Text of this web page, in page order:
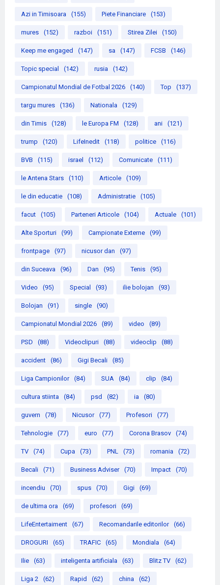
Azi in Timisoara (155) Piete Financiare (153)
mures (152) razboi (151) Stirea Zilei (150)
Keep me engaged (147) sa (147) FCSB (146)
Topic special (142) rusia (142)
Campionatul Mondial de Fotbal 2026 (140) Top (137)
targu mures (136) Nationala (129)
din Timis (128) le Europa FM (128) ani (121)
trump (120) LifeInedit (118) politice (116)
BVB (115) israel (112) Comunicate (111)
le Antena Stars (110) Articole (109)
le din educatie (108) Administratie (105)
facut (105) Parteneri Articole (104) Actuale (101)
Alte Sporturi (99) Campionate Externe (99)
frontpage (97) nicusor dan (97)
din Suceava (96) Dan (95) Tenis (95)
Video (95) Special (93) ilie bolojan (93)
Bolojan (91) single (90)
Campionatul Mondial 2026 (89) video (89)
PSD (88) Videoclipuri (88) videoclip (88)
accident (86) Gigi Becali (85)
Liga Campionilor (84) SUA (84) clip (84)
cultura stiinta (84) psd (82) ia (80)
guvern (78) Nicusor (77) Profesori (77)
Tehnologie (77) euro (77) Corona Brasov (74)
TV (74) Cupa (73) PNL (73) romania (72)
Becali (71) Business Adviser (70) Impact (70)
incendiu (70) spus (70) Gigi (69)
de ultima ora (69) profesori (69)
LifeEntertaiment (67) Recomandarile editorilor (66)
DROGURI (65) TRAFIC (65) Mondiala (64)
Ilie (63) inteligenta artificiala (63) Blitz TV (62)
Liga 2 (62) Rapid (62) china (62)